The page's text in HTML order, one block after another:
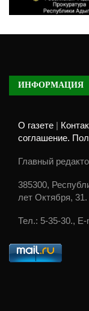
ИНФОРМАЦИЯ
О газете
соглашение.
Главный
385300,
лет Октября, 31.
Тел.: 5-35-30.,